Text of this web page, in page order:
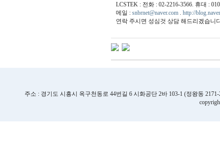
LCSTEK : 전화 : 02-2216-3566. 휴대 :
메일 : snbrnet@naver.com . http://
연락 주시면 성심것 상담 해드리겠습니
주소 : 경기도 시흥시 옥구천동로 44번길 6 시화공단 2바 103-1 (정왕동